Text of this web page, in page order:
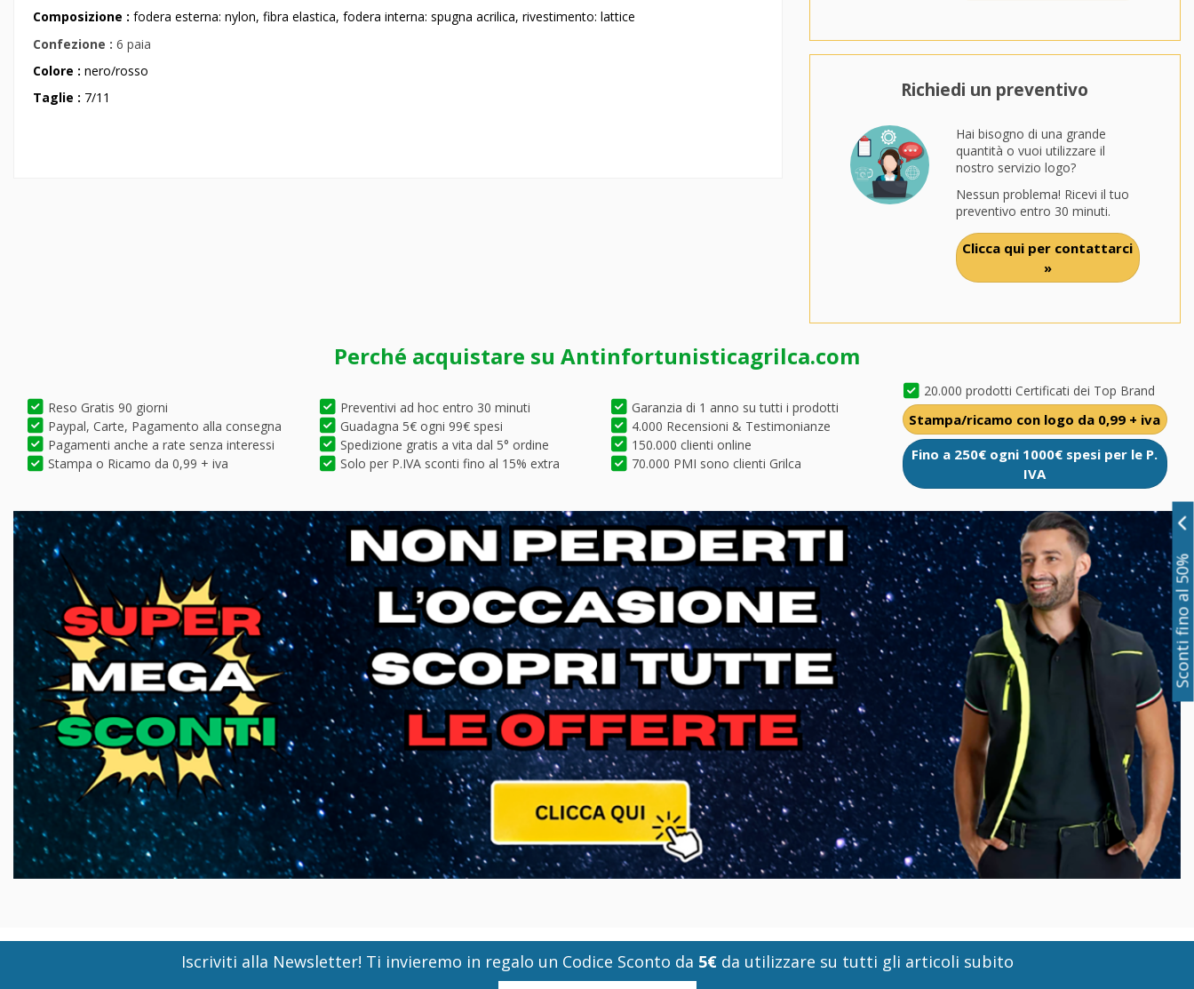
Composizione : fodera esterna: nylon, fibra elastica, fodera interna: spugna acrilica, rivestimento: lattice
Confezione : 6 paia
Colore : nero/rosso
Taglie : 7/11 Richiedi un preventivo
Hai bisogno di una grande
quantità o vuoi utilizzare il
nostro servizio logo?
Nessun problema! Ricevi il tuo
preventivo entro 30 minuti.
Clicca qui per contattarci
»
Perché acquistare su Antinfortunisticagrilca.com
Reso Gratis 90 giorni
Paypal, Carte, Pagamento alla consegna
Pagamenti anche a rate senza interessi
Stampa o Ricamo da 0,99 + iva
Preventivi ad hoc entro 30 minuti
Guadagna 5€ ogni 99€ spesi
Spedizione gratis a vita dal 5° ordine
Solo per P.IVA sconti fino al 15% extra
Garanzia di 1 anno su tutti i prodotti
4.000 Recensioni & Testimonianze
150.000 clienti online
70.000 PMI sono clienti Grilca
20.000 prodotti Certificati dei Top Brand
Stampa/ricamo con logo da 0,99 + iva
Fino a 250€ ogni 1000€ spesi per le P.
IVA
Iscriviti alla Newsletter! Ti invieremo in regalo un Codice Sconto da 5€da utilizzare su tutti gli articoli subito
Sconti fino al 50%